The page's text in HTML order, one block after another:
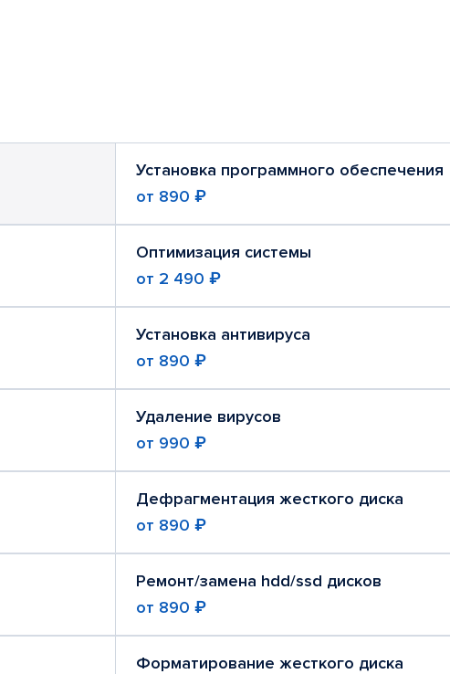
Установка программного обеспечения
от 890 ₽
Оптимизация системы
от 2 490 ₽
Установка антивируса
от 890 ₽
Удаление вирусов
от 990 ₽
Дефрагментация жесткого диска
от 890 ₽
Ремонт/замена hdd/ssd дисков
от 890 ₽
Форматирование жесткого диска